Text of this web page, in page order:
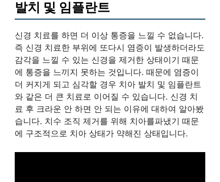
발치 및 임플란트
신경 치료를 하면 더 이상 통증을 느낄 수 없습니다.
즉 신경 치료한 부위에 또다시 염증이 발생하더라도
감각을 느낄 수 있는 신경을 제거한 상태이기 때문
에 통증을 느끼지 못하는 것입니다. 때문에 염증이
더 커지게 되고 심각할 경우 치아 발치 및 임플란트
와 같은 더 큰 치료로 이어질 수 있습니다. 신경 치
료 후 크라운 안 하면 안 되는 이유에 대하여 알아봤
습니다. 치수 조직 제거를 위해 치아를파냈기 때문
에 구조적으로 치아 상태가 약해진 상태입니다.